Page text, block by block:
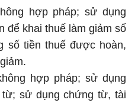
hợp pháp; sử dụng
để khai thuế làm giảm số
số tiền thuế được hoàn,
hợp pháp; sử dụng
sử dụng chứng từ, tài